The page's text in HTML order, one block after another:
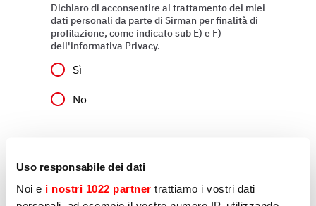
Uso responsabile dei dati
Noi e i nostri 1022 partner trattiamo i vostri dati
Dichiaro di acconsentire al trattamento dei miei
dati personali da parte di Sirman per finalità di
profilazione, come indicato sub E) e F)
dell'informativa Privacy.
Sì
No
Invia